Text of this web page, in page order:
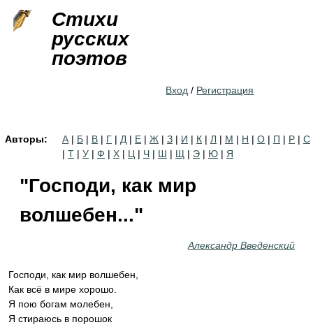
Стихи
русских
поэтов
Вход / Регистрация
Авторы: А | Б | В | Г | Д | Е | Ж | З | И | К | Л | М | Н | О | П | Р | С
| Т | У | Ф | Х | Ц | Ч | Ш | Щ | Э | Ю | Я
"Господи, как мир
волшебен..."
Александр Введенский
Господи, как мир волшебен,
Как всё в мире хорошо.
Я пою богам молебен,
Я стираюсь в порошок